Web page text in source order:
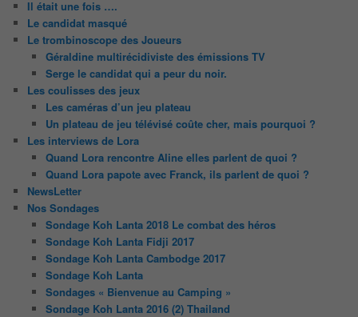
Il était une fois ….
Le candidat masqué
Le trombinoscope des Joueurs
Géraldine multirécidiviste des émissions TV
Serge le candidat qui a peur du noir.
Les coulisses des jeux
Les caméras d’un jeu plateau
Un plateau de jeu télévisé coûte cher, mais pourquoi ?
Les interviews de Lora
Quand Lora rencontre Aline elles parlent de quoi ?
Quand Lora papote avec Franck, ils parlent de quoi ?
NewsLetter
Nos Sondages
Sondage Koh Lanta 2018 Le combat des héros
Sondage Koh Lanta Fidji 2017
Sondage Koh Lanta Cambodge 2017
Sondage Koh Lanta
Sondages « Bienvenue au Camping »
Sondage Koh Lanta 2016 (2) Thailand